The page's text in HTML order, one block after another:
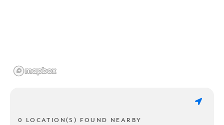
0 LOCATION(S) FOUND NEARBY